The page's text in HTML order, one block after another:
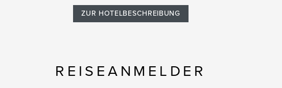
ZUR HOTELBESCHREIBUNG
REISEANMELDER